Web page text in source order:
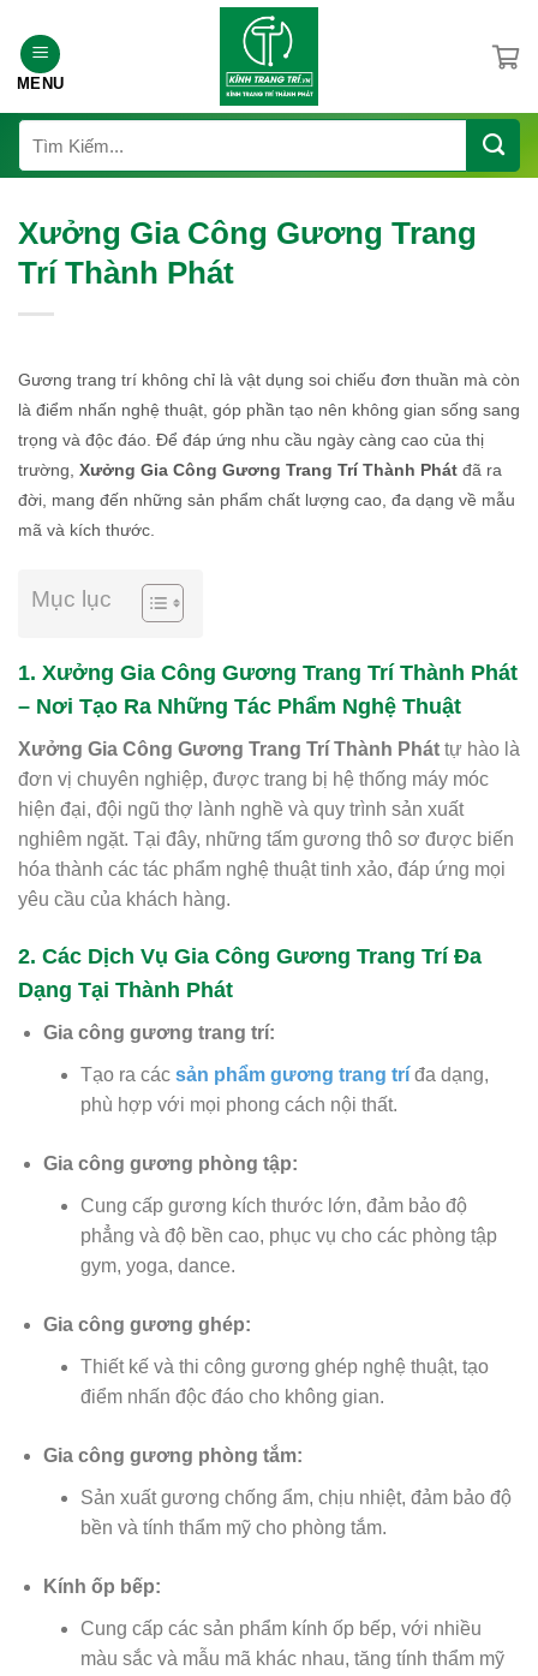
đến
nộiMENU
Tìm
kiếm:
Xưởng Gia Công Gương Trang
Trí Thành Phát
Gương trang trí không chỉ là vật dụng soi chiếu đơn thuần mà còn
là điểm nhấn nghệ thuật, góp phần tạo nên không gian sống sang
trọng và độc đáo. Để đáp ứng nhu cầu ngày càng cao của thị
trường, Xưởng Gia Công Gương Trang Trí Thành Phát đã ra
đời, mang đến những sản phẩm chất lượng cao, đa dạng về mẫu
mã và kích thước.
Mục lục
1. Xưởng Gia Công Gương Trang Trí Thành Phát
– Nơi Tạo Ra Những Tác Phẩm Nghệ Thuật
Xưởng Gia Công Gương Trang Trí Thành Phát tự hào là
đơn vị chuyên nghiệp, được trang bị hệ thống máy móc
hiện đại, đội ngũ thợ lành nghề và quy trình sản xuất
nghiêm ngặt. Tại đây, những tấm gương thô sơ được biến
hóa thành các tác phẩm nghệ thuật tinh xảo, đáp ứng mọi
yêu cầu của khách hàng.
2. Các Dịch Vụ Gia Công Gương Trang Trí Đa
Dạng Tại Thành Phát
Gia công gương trang trí:
Tạo ra cácsản phẩm gương trang tríđa dạng,
phù hợp với mọi phong cách nội thất.
Gia công gương phòng tập:
Cung cấp gương kích thước lớn, đảm bảo độ
phẳng và độ bền cao, phục vụ cho các phòng tập
gym, yoga, dance.
Gia công gương ghép:
Thiết kế và thi công gương ghép nghệ thuật, tạo
điểm nhấn độc đáo cho không gian.
Gia công gương phòng tắm:
Sản xuất gương chống ẩm, chịu nhiệt, đảm bảo độ
bền và tính thẩm mỹ cho phòng tắm.
Kính ốp bếp:
Cung cấp các sản phẩm kính ốp bếp, với nhiều
màu sắc và mẫu mã khác nhau, tăng tính thẩm mỹ